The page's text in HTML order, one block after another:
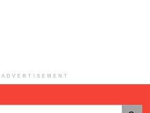
ADVERTISEMENT